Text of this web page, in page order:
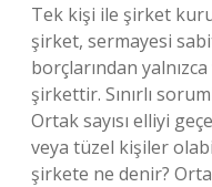
Tek kişi ile şirket
şirket, sermayesi
borçlarından
şirkettir. Sınırlı
Ortak sayısı elliyi
veya tüzel kişiler
şirkete ne denir?